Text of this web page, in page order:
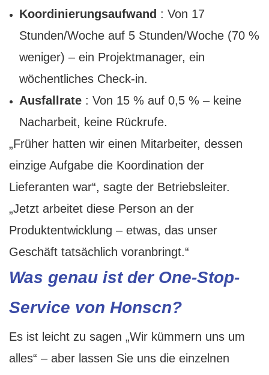
Koordinierungsaufwand : Von 17
Stunden/Woche auf 5 Stunden/Woche (70 %
weniger) – ein Projektmanager, ein
wöchentliches Check-in.
Ausfallrate: Von 15 % auf 0,5 % – keine
Nacharbeit, keine Rückrufe.
„Früher hatten wir einen Mitarbeiter, dessen
einzige Aufgabe die Koordination der
Lieferanten war“, sagte der Betriebsleiter.
„Jetzt arbeitet diese Person an der
Produktentwicklung – etwas, das unser
Geschäft tatsächlich voranbringt.“
Was genau ist der One-Stop-
Service von Honscn?
Es ist leicht zu sagen „Wir kümmern uns um
alles“ – aber lassen Sie uns die einzelnen